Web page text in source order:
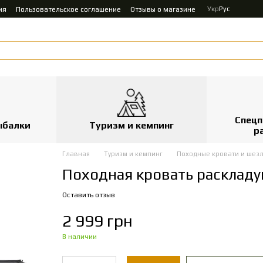
Пользовательское соглашение Отзывы о магазине УкрРус
Туризм и кемпинг
Главная Туризм и кемпинг Походные кровати и
Походная кровать
Оставить отзыв
2 999 грн
В наличии